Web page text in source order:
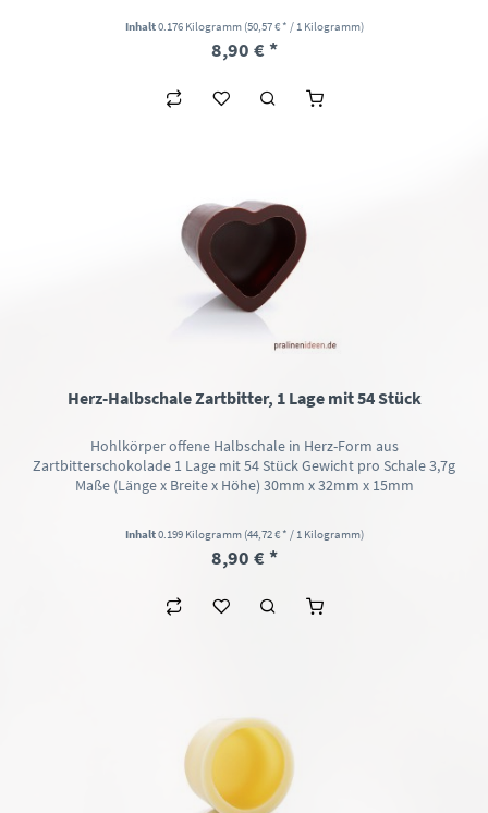
Inhalt0.176 Kilogramm (50,57 € * / 1 Kilogramm)
8,90 € *
Herz-Halbschale Zartbitter, 1 Lage mit 54 Stück
Hohlkörper offene Halbschale in Herz-Form aus
Zartbitterschokolade 1 Lage mit 54 Stück Gewicht pro Schale 3,7g
Maße (Länge x Breite x Höhe) 30mm x 32mm x 15mm
Inhalt0.199 Kilogramm (44,72 € * / 1 Kilogramm)
8,90 € *